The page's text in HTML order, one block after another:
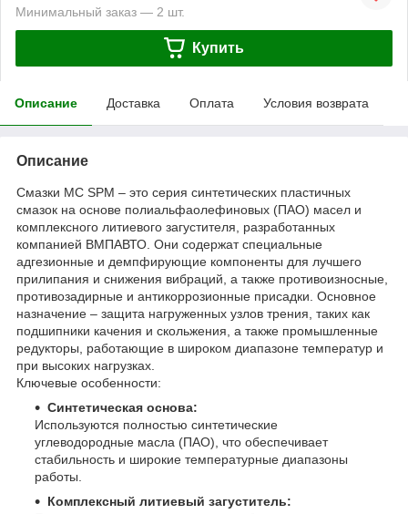
Минимальный заказ — 2 шт.
Купить
Описание Доставка Оплата Условия возврата
Описание
Смазки МС SPM – это серия синтетических пластичных
смазок на основе полиальфаолефиновых (ПАО) масел и
комплексного литиевого загустителя, разработанных
компанией ВМПАВТО. Они содержат специальные
адгезионные и демпфирующие компоненты для лучшего
прилипания и снижения вибраций, а также противоизносные,
противозадирные и антикоррозионные присадки. Основное
назначение – защита нагруженных узлов трения, таких как
подшипники качения и скольжения, а также промышленные
редукторы, работающие в широком диапазоне температур и
при высоких нагрузках.
Ключевые особенности:
Синтетическая основа:
Используются полностью синтетические
углеводородные масла (ПАО), что обеспечивает
стабильность и широкие температурные диапазоны
работы.
Комплексный литиевый загуститель: